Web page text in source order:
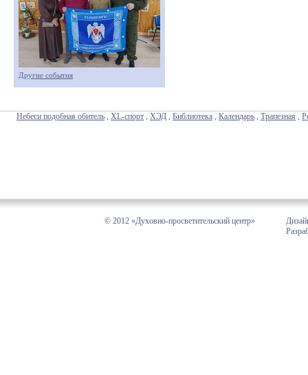
Другие события
Небеси подобная обитель , XL-спорт , ХЭД , Библиотека , Календарь , Трапезная ,
© 2012 «Духовно-просветительский центр»